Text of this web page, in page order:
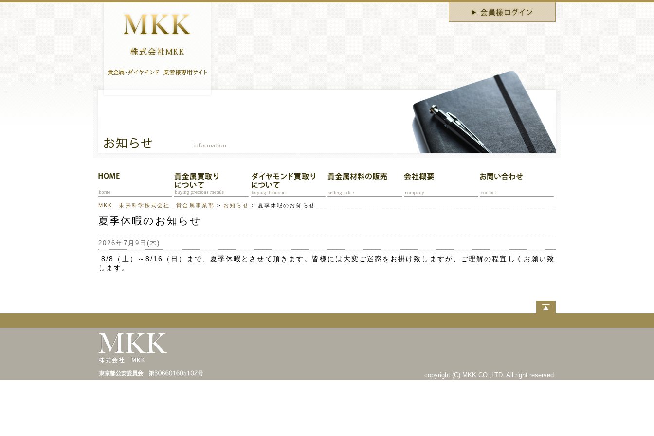
MKK 未来科学株式会社 貴金属事業部 > お知らせ > 夏季休暇のお知らせ
夏季休暇のお知らせ
2026年7月9日(木)
8/8（土）～8/16（日）まで、夏季休暇とさせて頂きます。皆様には大変ご迷惑をお掛け致しますが、ご理解の程宜しくお願い致
します。
copyright (C) MKK CO.,LTD. All right reserved.